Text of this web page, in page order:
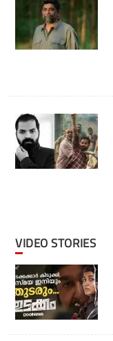
VIDEO STORIES